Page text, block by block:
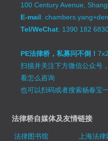
100 Century Avenue,
E-mail:
Tel/WeChat: 1390 182
PE法律桥，私募问不倒！
扫描并关注下方微信公众号
看怎么咨询
也可以扫码或者搜索杨春宝
法律桥自媒体及友情链接
法律图书馆 上海法律